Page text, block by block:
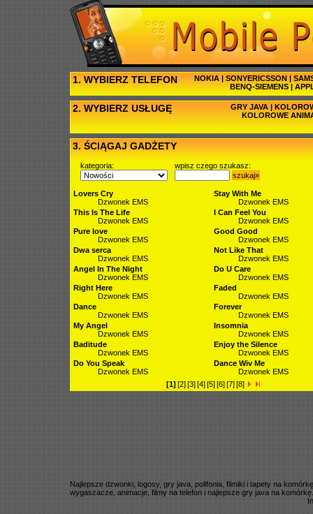
1. WYBIERZ TELEFON NOKIA | SONYERICSSON |
BENQ-SIEMENS |
2. WYBIERZ USŁUGĘ GRY JAVA |
KOLOROWE
3. ŚCIĄGAJ GADŻETY
kategoria:
wpisz czego szukasz:
szukaj»
Lovers Cry
Dzwonek EMS
Stay With Me
Dzwonek EMS
This Is The Life
Dzwonek EMS
I Can Feel You
Dzwonek EMS
Pure love
Dzwonek EMS
Good Good
Dzwonek EMS
Dwa serca
Dzwonek EMS
Not Like That
Dzwonek EMS
Angel In The Night
Dzwonek EMS
Do U Care
Dzwonek EMS
Right Here
Dzwonek EMS
Faded
Dzwonek EMS
Dance
Dzwonek EMS
Forever
Dzwonek EMS
My Angel
Dzwonek EMS
Insomnia
Dzwonek EMS
Baditude
Dzwonek EMS
Enjoy the Silence
Dzwonek EMS
Do You Speak
Dzwonek EMS
Dance Wiv Me
Dzwonek EMS
[1] [2][3][4][5][6][7][8]
Najlepsze dzwonki, logosy, gry java, polifonia, filmiki i tapety na
wygaszacze, animacje, filmy na telefon i najlepsze gry java na